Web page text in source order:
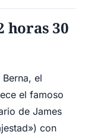
horas 30
el
el famoso
de James
con